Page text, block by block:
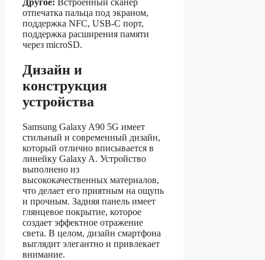
отпечатка пальца под экраном,
поддержка NFC, USB-C порт,
поддержка расширения памяти
через microSD.
Дизайн и
конструкция
устройства
Samsung Galaxy A90 5G имеет
стильный и современный дизайн,
который отлично вписывается в
линейку Galaxy A. Устройство
выполнено из
высококачественных материалов,
что делает его приятным на ощупь
и прочным. Задняя панель имеет
глянцевое покрытие, которое
создает эффектное отражение
света. В целом, дизайн смартфона
выглядит элегантно и привлекает
внимание.